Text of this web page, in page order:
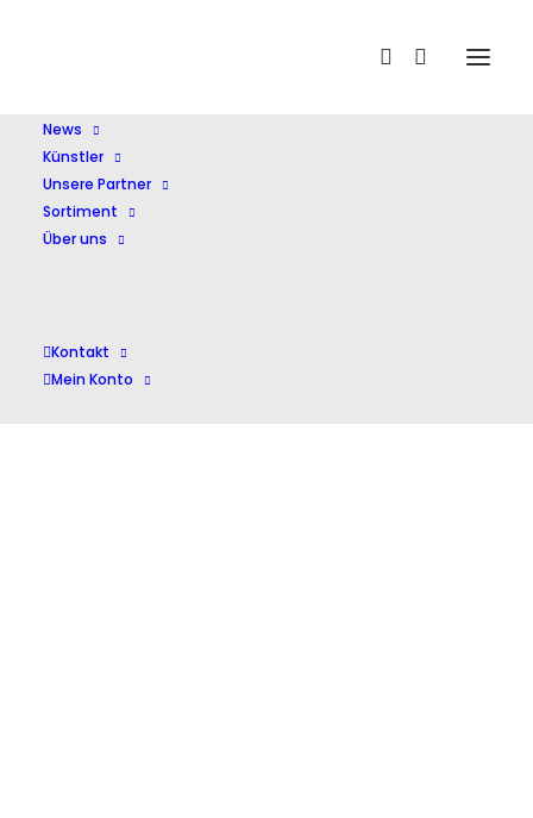
News
Künstler
Unsere Partner
Sortiment
Über uns
Kontakt
Mein Konto